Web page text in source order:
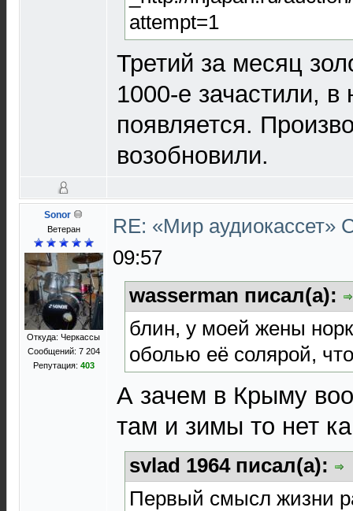
attempt=1
Третий за месяц
1000-е зачастили,
появляется.
возобновили.
Sonor
Ветеран
Откуда: Черкассы
Сообщений: 7 204
Репутация: 403
RE: «Мир аудиокассет»
09:57
wasserman писал(а):
блин, у моей жены
оболью её солярой,
А зачем в Крыму
там и зимы то нет
svlad 1964 писал(а):
Первый смысл жизни